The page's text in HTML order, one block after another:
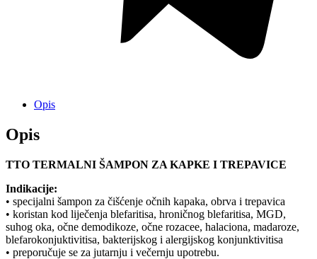
Opis
Opis
TTO TERMALNI ŠAMPON ZA KAPKE I TREPAVICE
Indikacije:
• specijalni šampon za čišćenje očnih kapaka, obrva i trepavica
• koristan kod liječenja blefaritisa, hroničnog blefaritisa, MGD,
suhog oka, očne demodikoze, očne rozacee, halaciona, madaroze,
blefarokonjuktivitisa, bakterijskog i alergijskog konjunktivitisa
• preporučuje se za jutarnju i večernju upotrebu.